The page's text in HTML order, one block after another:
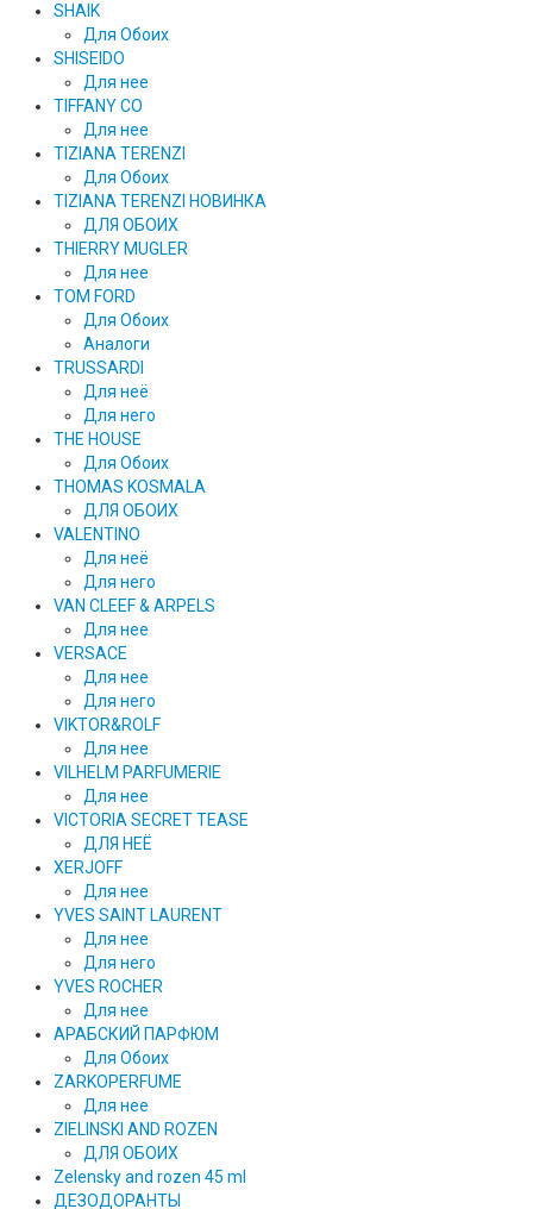
SHAIK
Для Обоих
SHISEIDO
Для нее
TIFFANY CO
Для нее
TIZIANA TERENZI
Для Обоих
TIZIANA TERENZI НОВИНКА
ДЛЯ ОБОИХ
THIERRY MUGLER
Для нее
TOM FORD
Для Обоих
Аналоги
TRUSSARDI
Для неё
Для него
THE HOUSE
Для Обоих
THOMAS KOSMALA
ДЛЯ ОБОИХ
VALENTINO
Для неё
Для него
VAN CLEEF & ARPELS
Для нее
VERSACE
Для нее
Для него
VIKTOR&ROLF
Для нее
VILHELM PARFUMERIE
Для нее
VICTORIA SECRET TEASE
ДЛЯ НЕЁ
XERJOFF
Для нее
YVES SAINT LAURENT
Для нее
Для него
YVES ROCHER
Для нее
АРАБСКИЙ ПАРФЮМ
Для Обоих
ZARKOPERFUME
Для нее
ZIELINSKI AND ROZEN
ДЛЯ ОБОИХ
Zelensky and rozen 45 ml
ДЕЗОДОРАНТЫ